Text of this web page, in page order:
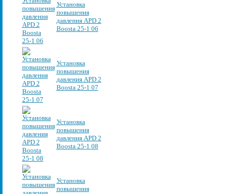
Установка
повышения
давления APD 2
Boosta 25-1 06
Установка
повышения
давления APD 2
Boosta 25-1 07
Установка
повышения
давления APD 2
Boosta 25-1 08
Установка
повышения